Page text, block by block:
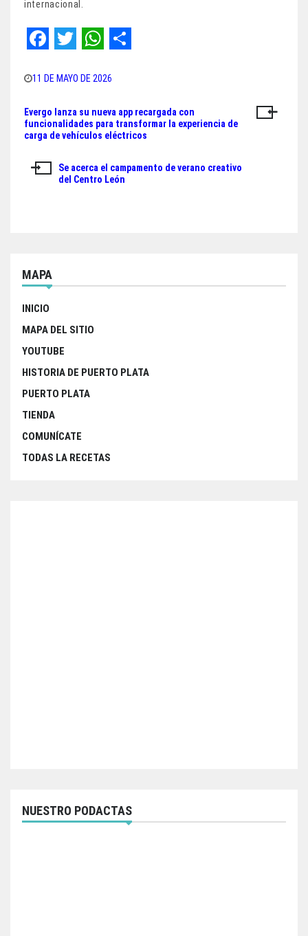
internacional.
a
c
e
o
w
i
t
e
h
a
t
A
h
a
r
11 DE MAYO DE 2026
Navegación
de
entradas
Evergo lanza su nueva app recargada con
funcionalidades para transformar la experiencia de
carga de vehículos eléctricos
Se acerca el campamento de verano creativo
del Centro León
MAPA
INICIO
MAPA DEL SITIO
YOUTUBE
HISTORIA DE PUERTO PLATA
PUERTO PLATA
TIENDA
COMUNÍCATE
TODAS LA RECETAS
NUESTRO PODACTAS